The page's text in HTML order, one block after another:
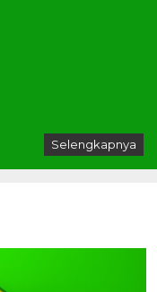
Selengkapnya